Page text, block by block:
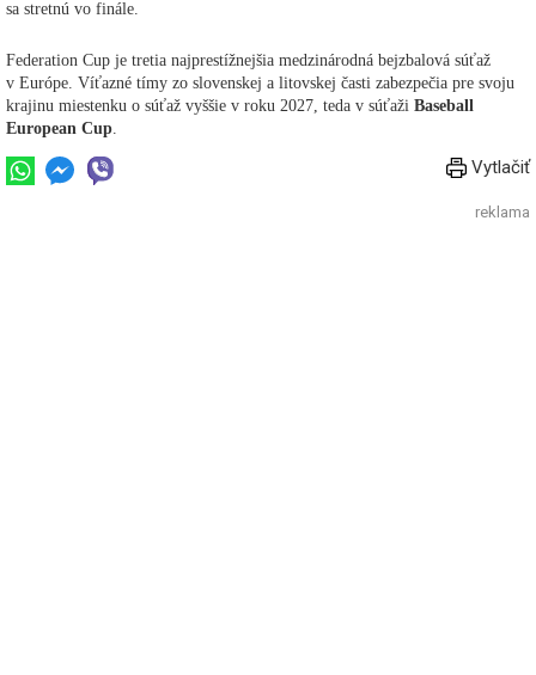
sa stretnú vo finále.
Federation Cup je tretia najprestížnejšia medzinárodná bejzbalová súťaž
v Európe. Víťazné tímy zo slovenskej a litovskej časti zabezpečia pre svoju
krajinu miestenku o súťaž vyššie v roku 2027, teda v súťaži Baseball
European Cup
Vytlačiť
reklama